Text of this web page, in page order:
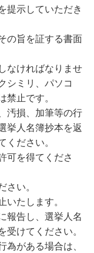
提示していただき
の旨を証する書面
なければなりませ
シミリ、パソコ
禁止です。
汚損、加筆等の行
挙人名簿抄本を返
ください。
可を得てくださ
さい。
いたします。
報告し、選挙人名
受けてください。
為がある場合は、